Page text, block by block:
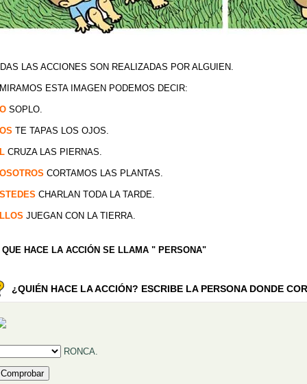
LAS ACCIONES SON REALIZADAS POR ALGUIEN.
ESTA IMAGEN PODEMOS DECIR:
SOPLO.
TE TAPAS LOS OJOS.
CRUZA LAS PIERNAS.
CORTAMOS LAS PLANTAS.
CHARLAN TODA LA TARDE.
JUEGAN CON LA TIERRA.
HACE LA ACCIÓN SE LLAMA " PERSONA"
¿QUIÉN HACE LA ACCIÓN? ESCRIBE LA PERSONA DONDE
huecos (1):RONCA.